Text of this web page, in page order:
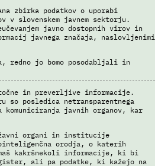
podstran VeriLook
2020 za Slovenijo
do informacij javnega značaja
zbirka podatkov o uporabi
v slovenskem javnem sektorju.
javno dostopnih virov in
javnega značaja, naslovljenimi
redno jo bomo posodabljali in
in preverljive informacije.
posledica netransparentnega
komuniciranja javnih organov, kar
organi in institucije
orodja, o katerih
kakršnekoli informacije, ki bi
ali pa podatke, ki kažejo na